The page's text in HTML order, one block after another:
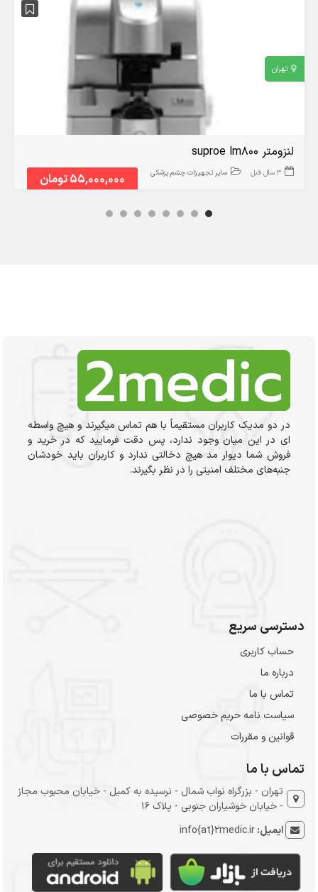
تهران
55,000,000 تومان
لنزومتر suproe lm800
3 سال قبل سایر تجهیزات چشم پزشکی
در دو مدیک کاربران مستقیماً با هم تماس میگیرند و هیچ واسطه
ای در این میان وجود ندارد، پس دقت فرمایید که در خرید و
فروشِ شما دیوار مد هیچ دخالتی ندارد و کاربران باید خودشان
جنبه‌های مختلف امنیتی را در نظر بگیرند.
دسترسی سریع
حساب کاربری
درباره ما
تماس با ما
سیاست نامه حریم خصوصی
قوانین و مقررات
تماس با ما
تهران - بزرگراه نواب شمال - نرسیده به کمیل - خیابان محبوب مجاز
- خیابان خوشیاران جنوبی - پلاک 16
ایمیل:info{at}2medic.ir